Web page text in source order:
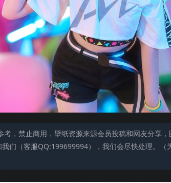
，禁止商用，壁纸资源来源会员投稿和网友分享
们（客服QQ:199699994），我们会尽快处理。（